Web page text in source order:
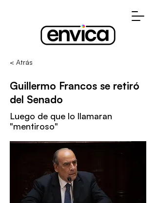
< Atrás
Guillermo Francos se retiró
del Senado
Luego de que lo llamaran
"mentiroso"